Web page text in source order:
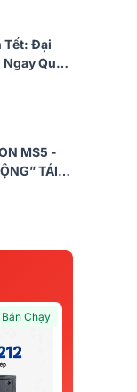
Tết: Đại
Ngay Quà
MS5 -
TÁI
Bán Chạy